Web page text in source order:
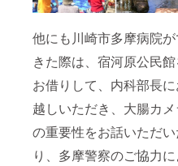
他にも川崎市多摩病院
きた際は、宿河原公民
お借りして、内科部長
越しいただき、大腸カメ
の重要性をお話いただい
り、多摩警察のご協力に